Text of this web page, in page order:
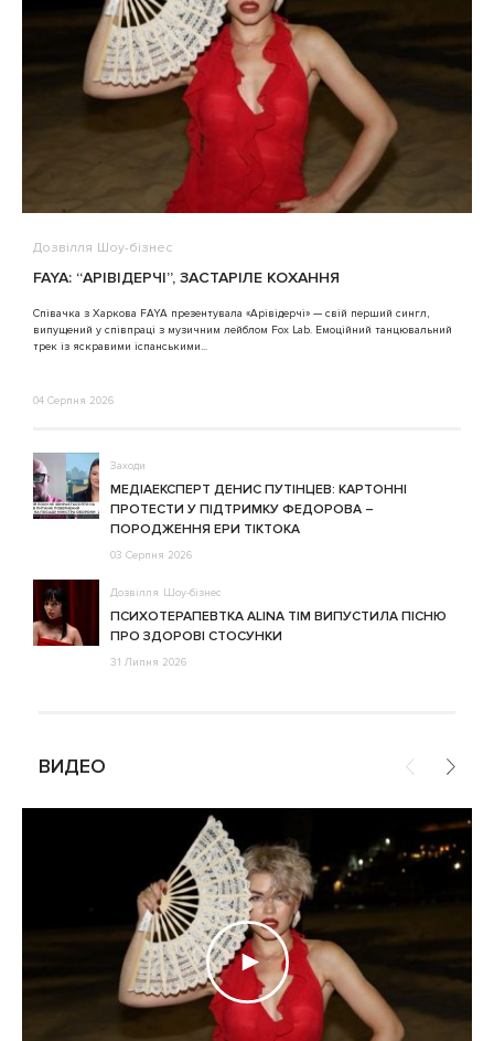
Дозвілля Шоу-бізнес
FAYA: “АРІВІДЕРЧІ”, ЗАСТАРІЛЕ КОХАННЯ
Співачка з Харкова FAYA презентувала «Арівідерчі» — свій перший сингл,
випущений у співпраці з музичним лейблом Fox Lab. Емоційний танцювальний
трек із яскравими іспанськими...
04 Серпня 2026
Заходи
МЕДІАЕКСПЕРТ ДЕНИС ПУТІНЦЕВ: КАРТОННІ
ПРОТЕСТИ У ПІДТРИМКУ ФЕДОРОВА –
ПОРОДЖЕННЯ ЕРИ ТІКТОКА
03 Серпня 2026
Дозвілля Шоу-бізнес
ПСИХОТЕРАПЕВТКА ALINA TIM ВИПУСТИЛА ПІСНЮ
ПРО ЗДОРОВІ СТОСУНКИ
31 Липня 2026
ВИДЕО